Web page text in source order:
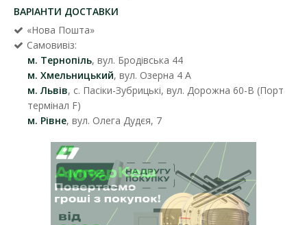
ВАРІАНТИ ДОСТАВКИ
«Нова Пошта»
Самовивіз:
м. Тернопіль, вул. Бродівська 44
м. Хмельницький, вул. Озерна 4 А
м. Львів, с. Пасіки-Зубрицькі, вул. Дорожна 60-В (Порт
термінал F)
м. Рівне, вул. Олега Дудєя, 7